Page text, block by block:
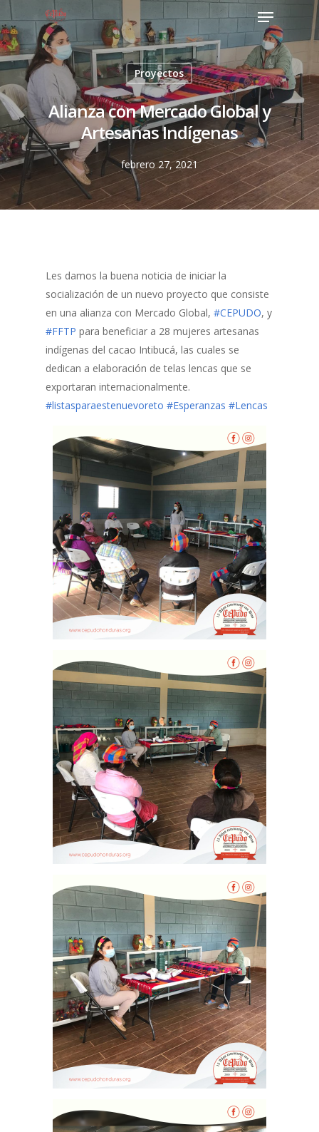
Proyectos
Alianza con Mercado Global y
Artesanas Indígenas
febrero 27, 2021
Les damos la buena noticia de iniciar la
socialización de un nuevo proyecto que consiste
en una alianza con Mercado Global, #CEPUDO, y
#FFTP para beneficiar a 28 mujeres artesanas
indígenas del cacao Intibucá, las cuales se
dedican a elaboración de telas lencas que se
exportaran internacionalmente.
#listasparaestenuevoreto #Esperanzas #Lencas
Inicio
Programas
Adopta un Abuelo
Ángeles de la
Centro de
Cepudito
Donaciones
La Mujer en el
Proyectos
Contacto
Noticias